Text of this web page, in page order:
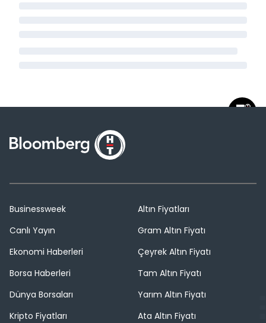
Businessweek
Canlı Yayın
Ekonomi Haberleri
Borsa Haberleri
Dünya Borsaları
Kripto Fiyatları
Altın Fiyatları
Gram Altın Fiyatı
Çeyrek Altın Fiyatı
Tam Altın Fiyatı
Yarım Altın Fiyatı
Ata Altın Fiyatı